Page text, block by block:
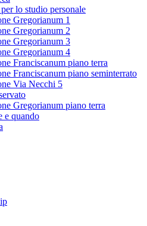
lo studio personale
Gregorianum 1
Gregorianum 2
Gregorianum 3
Gregorianum 4
Franciscanum piano terra
Franciscanum piano seminterrato
Via Necchi 5
Gregorianum piano terra
e quando